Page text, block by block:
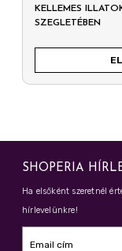
KELLEMES
SZEGLETÉBEN
SHOPERIA
Ha elsőként szeretnél
hírlevelünkre!
Email cím